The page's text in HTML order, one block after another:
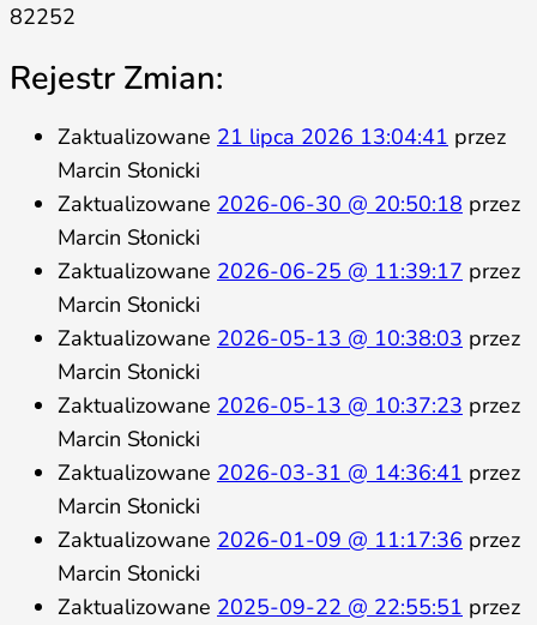
82252
Rejestr Zmian:
Zaktualizowane 21 lipca 2026 13:04:41 przez
Marcin Słonicki
Zaktualizowane 2026-06-30 @ 20:50:18 przez
Marcin Słonicki
Zaktualizowane 2026-06-25 @ 11:39:17 przez
Marcin Słonicki
Zaktualizowane 2026-05-13 @ 10:38:03 przez
Marcin Słonicki
Zaktualizowane 2026-05-13 @ 10:37:23 przez
Marcin Słonicki
Zaktualizowane 2026-03-31 @ 14:36:41 przez
Marcin Słonicki
Zaktualizowane 2026-01-09 @ 11:17:36 przez
Marcin Słonicki
Zaktualizowane 2025-09-22 @ 22:55:51 przez